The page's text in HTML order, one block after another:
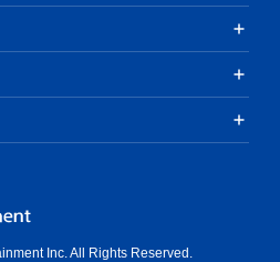
Inc. All Rights Reserved.